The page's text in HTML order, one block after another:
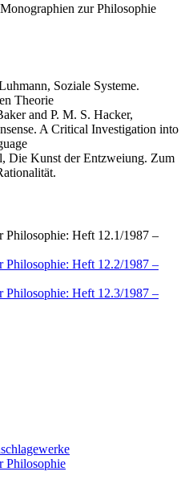
zur Philosophie
Soziale Systeme.
Theorie
and P. M. S. Hacker,
A Critical Investigation into
Die Kunst der Entzweiung. Zum
Philosophie: Heft 12.1/1987 –
Philosophie: Heft 12.2/1987 –
Philosophie: Heft 12.3/1987 –
Philosophie